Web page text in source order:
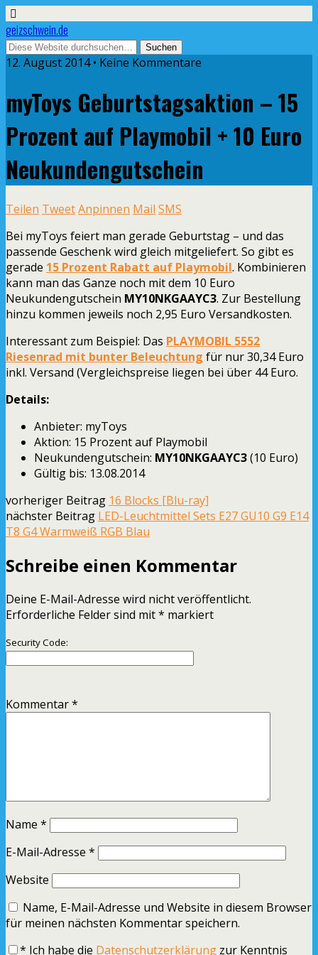
geizschwein.de
12. August 2014 • Keine Kommentare
myToys Geburtstagsaktion – 15
Prozent auf Playmobil + 10 Euro
Neukundengutschein
Teilen TweetAnpinnen Mail SMS
Bei myToys feiert man gerade Geburtstag – und das
passende Geschenk wird gleich mitgeliefert. So gibt es
gerade 15 Prozent Rabatt auf Playmobil. Kombinieren
kann man das Ganze noch mit dem 10 Euro
Neukundengutschein MY10NKGAAYC3. Zur Bestellung
hinzu kommen jeweils noch 2,95 Euro Versandkosten.
Interessant zum Beispiel: Das PLAYMOBIL 5552
Riesenrad mit bunter Beleuchtung für nur 30,34 Euro
inkl. Versand (Vergleichspreise liegen bei über 44 Euro.
Details:
Anbieter: myToys
Aktion: 15 Prozent auf Playmobil
Neukundengutschein: MY10NKGAAYC3(10 Euro)
Gültig bis: 13.08.2014
vorheriger Beitrag 16 Blocks [Blu-ray]
nächster Beitrag LED-Leuchtmittel Sets E27 GU10 G9 E14
T8 G4 Warmweiß RGB Blau
Schreibe einen Kommentar
Deine E-Mail-Adresse wird nicht veröffentlicht.
Erforderliche Felder sind mit* markiert
Security Code:
Kommentar*
Name *
E-Mail-Adresse *
Website
Name, E-Mail-Adresse und Website in diesem Browser
für meinen nächsten Kommentar speichern.
* Ich habe die Datenschutzerklärung zur Kenntnis